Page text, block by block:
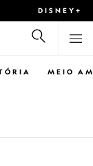
DISNEY+
MEIO